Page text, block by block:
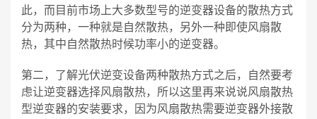
此，而目前市场上大多数型号的逆变器设备的散热方式
分为两种，一种就是自然散热，另外一种即使风扇散
热，其中自然散热时候功率小的逆变器。
第二，了解光伏逆变设备两种散热方式之后，自然要考
虑让逆变器选择风扇散热，所以这里再来说说风扇散热
型逆变器的安装要求，因为风扇散热需要逆变器外接散